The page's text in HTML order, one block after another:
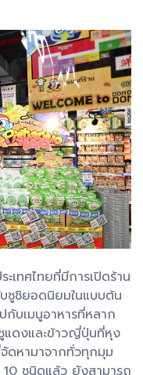
เทศไทยที่มีการเปิดร้าน
บซูชิยอดนิยมในแบบต้น
กับเมนูอาหารที่หลาก
แดงและข้าวญี่ปุ่นที่หุง
หามาจากทั่วทุกมุม
ชนิดแล้ว ยังสามารถ